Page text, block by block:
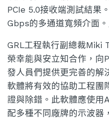
PCIe 5.0接收端測試結果
Gbps的多通道寬頻介面。
GRL工程執行副總裁Miki
榮幸能與安立知合作，向
發人員們提供更完善的解
軟體將有效的協助工程團
證與除錯。此軟體應使用
配多種不同廠牌的示波器